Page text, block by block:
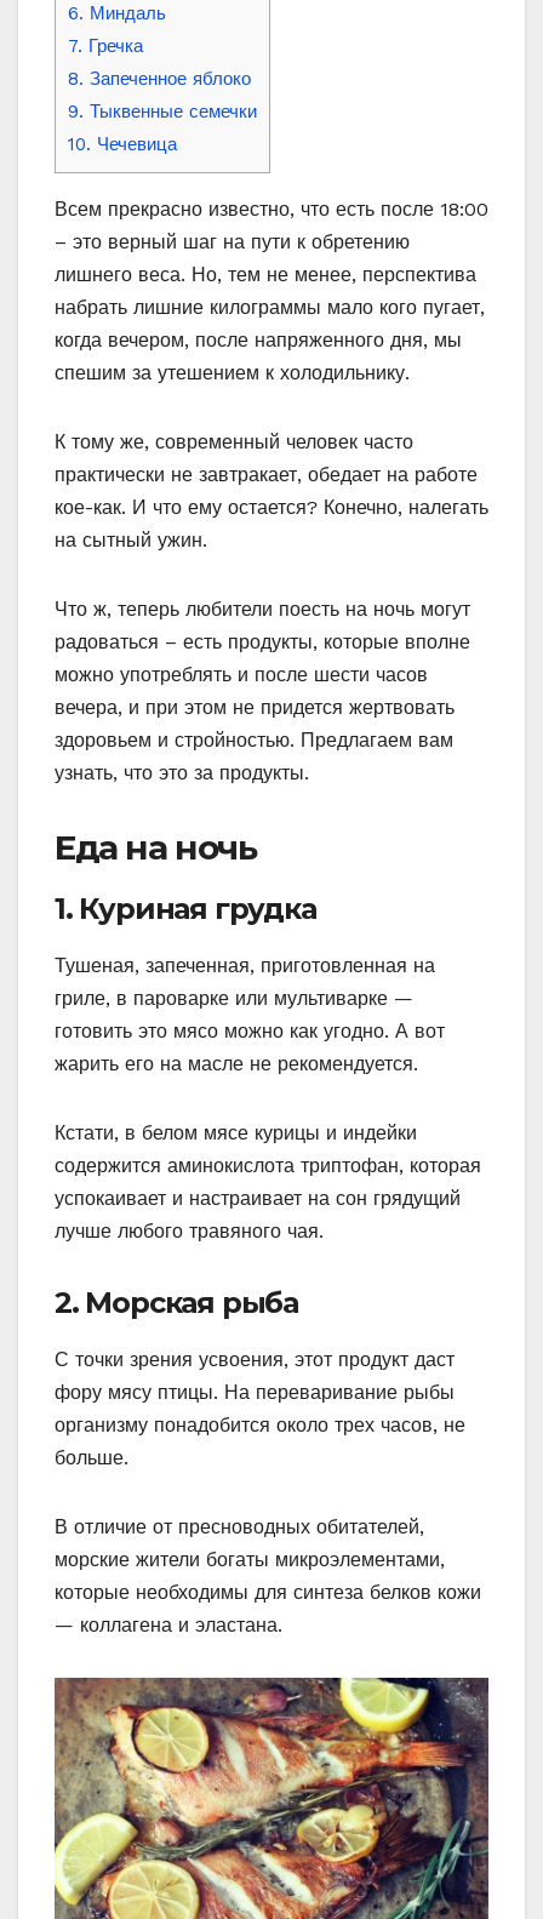
6. Миндаль
7. Гречка
8. Запеченное яблоко
9. Тыквенные семечки
10. Чечевица
Всем прекрасно известно, что есть после 18:00
– это верный шаг на пути к обретению
лишнего веса. Но, тем не менее, перспектива
набрать лишние килограммы мало кого пугает,
когда вечером, после напряженного дня, мы
спешим за утешением к холодильнику.
К тому же, современный человек часто
практически не завтракает, обедает на работе
кое-как. И что ему остается? Конечно, налегать
на сытный ужин.
Что ж, теперь любители поесть на ночь могут
радоваться – есть продукты, которые вполне
можно употреблять и после шести часов
вечера, и при этом не придется жертвовать
здоровьем и стройностью. Предлагаем вам
узнать, что это за продукты.
Еда на ночь
1. Куриная грудка
Тушеная, запеченная, приготовленная на
гриле, в пароварке или мультиварке —
готовить это мясо можно как угодно. А вот
жарить его на масле не рекомендуется.
Кстати, в белом мясе курицы и индейки
содержится аминокислота триптофан, которая
успокаивает и настраивает на сон грядущий
лучше любого травяного чая.
2. Морская рыба
С точки зрения усвоения, этот продукт даст
фору мясу птицы. На переваривание рыбы
организму понадобится около трех часов, не
больше.
В отличие от пресноводных обитателей,
морские жители богаты микроэлементами,
которые необходимы для синтеза белков кожи
— коллагена и эластана.